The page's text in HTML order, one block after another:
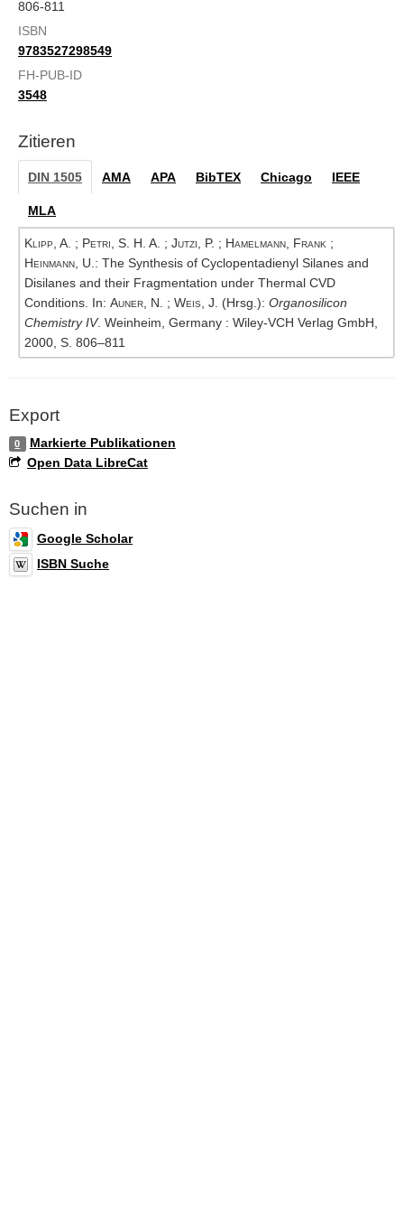
806-811
ISBN
9783527298549
FH-PUB-ID
3548
Zitieren
DIN 1505 AMA APA BibTEX Chicago IEEE
MLA
Klipp, A. ; Petri, S. H. A. ; Jutzi, P. ; Hamelmann, Frank ;
Heinmann, U. : The Synthesis of Cyclopentadienyl Silanes and
Disilanes and their Fragmentation under Thermal CVD
Conditions. In: Auner, N. ; Weis, J. (Hrsg.): Organosilicon
Chemistry IV. Weinheim, Germany : Wiley-VCH Verlag GmbH,
2000, S. 806–811
Export
0
Markierte Publikationen
Open Data LibreCat
Suchen in
Google Scholar
ISBN Suche